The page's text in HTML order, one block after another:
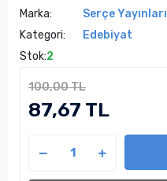
Marka:
Serçe Yayınları
Kategori:
Edebiyat
Stok:2
100,00 TL
87,67 TL